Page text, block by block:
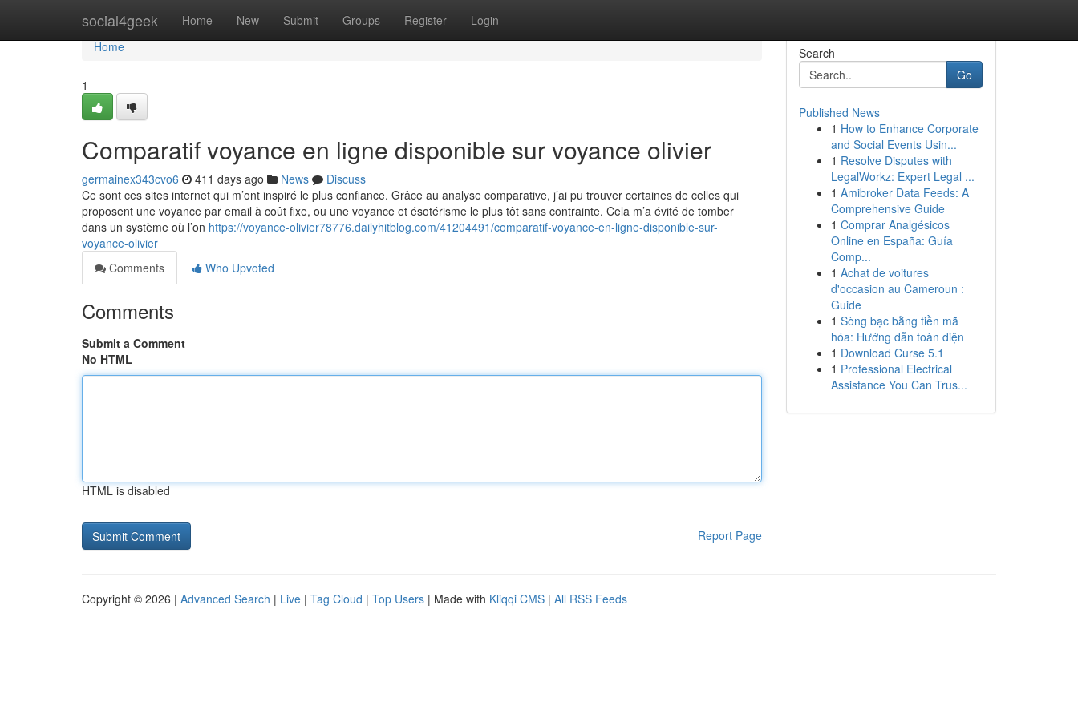
social4geek Home New Submit Groups Register Login
Home
Home
1
Comparatif voyance en ligne disponible sur voyance olivier
germainex343cvo6 411 days ago News
Discuss
Ce sont ces sites internet qui m’ont inspiré le plus confiance. Grâce au analyse comparative, j’ai pu trouver certaines de celles qui
proposent une voyance par email à coût fixe, ou une voyance et ésotérisme le plus tôt sans contrainte. Cela m’a évité de tomber
dans un système où l’on https://voyance-olivier78776.dailyhitblog.com/41204491/comparatif-voyance-en-ligne-disponible-sur-
voyance-olivier
Comments
Who Upvoted
Comments
Submit a Comment
No HTML
HTML is disabled
Report Page
Search
Go
Published News
1 How to Enhance Corporate
and Social Events Usin...
1 Resolve Disputes with
LegalWorkz: Expert Legal ...
1 Amibroker Data Feeds: A
Comprehensive Guide
1 Comprar Analgésicos
Online en España: Guía
Comp...
1 Achat de voitures
d'occasion au Cameroun :
Guide
1 Sòng bạc bằng tiền mã
hóa: Hướng dẫn toàn diện
1 Download Curse 5.1
1 Professional Electrical
Assistance You Can Trus...
Copyright © 2026 | Advanced Search | Live | Tag Cloud | Top Users | Made with Kliqqi CMS | All RSS Feeds